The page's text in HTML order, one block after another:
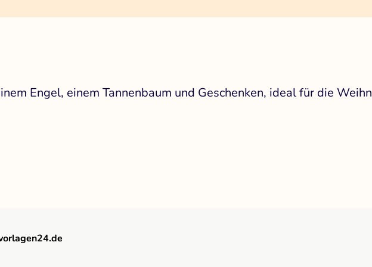
Engel, einem Tannenbaum und Geschenken, ideal für die